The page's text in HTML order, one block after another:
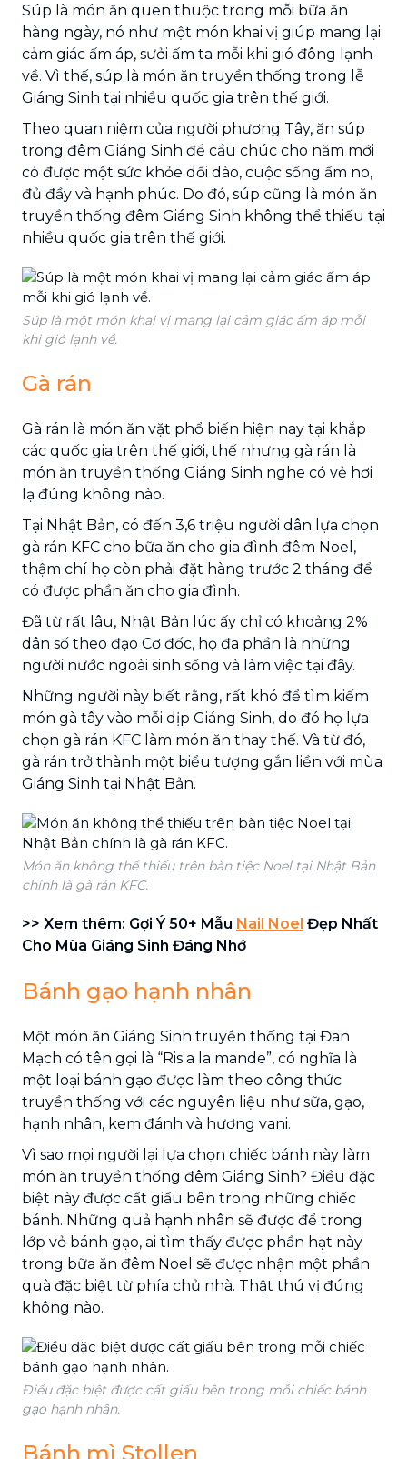
Súp là món ăn quen thuộc trong mỗi bữa ăn
hàng ngày, nó như một món khai vị giúp mang lại
cảm giác ấm áp, sưởi ấm ta mỗi khi gió đông lạnh
về. Vì thế, súp là món ăn truyền thống trong lễ
Giáng Sinh tại nhiều quốc gia trên thế giới.
Theo quan niệm của người phương Tây, ăn súp
trong đêm Giáng Sinh để cầu chúc cho năm mới
có được một sức khỏe dồi dào, cuộc sống ấm no,
đủ đầy và hạnh phúc. Do đó, súp cũng là món ăn
truyền thống đêm Giáng Sinh không thể thiếu tại
nhiều quốc gia trên thế giới.
Súp là một món khai vị mang lại cảm giác ấm áp mỗi
khi gió lạnh về.
Gà rán
Gà rán là món ăn vặt phổ biến hiện nay tại khắp
các quốc gia trên thế giới, thế nhưng gà rán là
món ăn truyền thống Giáng Sinh nghe có vẻ hơi
lạ đúng không nào.
Tại Nhật Bản, có đến 3,6 triệu người dân lựa chọn
gà rán KFC cho bữa ăn cho gia đình đêm Noel,
thậm chí họ còn phải đặt hàng trước 2 tháng để
có được phần ăn cho gia đình.
Đã từ rất lâu, Nhật Bản lúc ấy chỉ có khoảng 2%
dân số theo đạo Cơ đốc, họ đa phần là những
người nước ngoài sinh sống và làm việc tại đây.
Những người này biết rằng, rất khó để tìm kiếm
món gà tây vào mỗi dịp Giáng Sinh, do đó họ lựa
chọn gà rán KFC làm món ăn thay thế. Và từ đó,
gà rán trở thành một biểu tượng gắn liền với mùa
Giáng Sinh tại Nhật Bản.
Món ăn không thể thiếu trên bàn tiệc Noel tại Nhật Bản
chính là gà rán KFC.
>> Xem thêm: Gợi Ý 50+ Mẫu Nail Noel Đẹp Nhất
Cho Mùa Giáng Sinh Đáng Nhớ
Bánh gạo hạnh nhân
Một món ăn Giáng Sinh truyền thống tại Đan
Mạch có tên gọi là “Ris a la mande”, có nghĩa là
một loại bánh gạo được làm theo công thức
truyền thống với các nguyên liệu như sữa, gạo,
hạnh nhân, kem đánh và hương vani.
Vì sao mọi người lại lựa chọn chiếc bánh này làm
món ăn truyền thống đêm Giáng Sinh? Điều đặc
biệt này được cất giấu bên trong những chiếc
bánh. Những quả hạnh nhân sẽ được để trong
lớp vỏ bánh gạo, ai tìm thấy được phần hạt này
trong bữa ăn đêm Noel sẽ được nhận một phần
quà đặc biệt từ phía chủ nhà. Thật thú vị đúng
không nào.
Điều đặc biệt được cất giấu bên trong mỗi chiếc bánh
gạo hạnh nhân.
Bánh mì Stollen